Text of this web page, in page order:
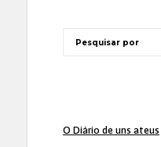
O Diário de uns ateus